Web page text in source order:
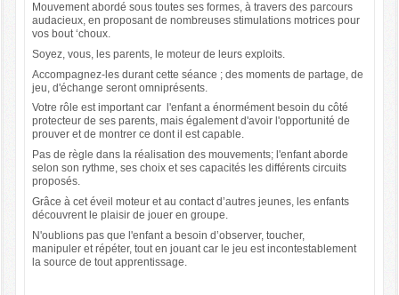
Mouvement abordé sous toutes ses formes, à travers des parcours
audacieux, en proposant de nombreuses stimulations motrices pour
vos bout ‘choux.
Soyez, vous, les parents, le moteur de leurs exploits.
Accompagnez-les durant cette séance ; des moments de partage, de
jeu, d'échange seront omniprésents.
Votre rôle est important car l'enfant a énormément besoin du côté
protecteur de ses parents, mais également d'avoir l'opportunité de
prouver et de montrer ce dont il est capable.
Pas de règle dans la réalisation des mouvements; l'enfant aborde
selon son rythme, ses choix et ses capacités les différents circuits
proposés.
Grâce à cet éveil moteur et au contact d’autres jeunes, les enfants
découvrent le plaisir de jouer en groupe.
N'oublions pas que l'enfant a besoin d’observer, toucher,
manipuler et répéter, tout en jouant car le jeu est incontestablement
la source de tout apprentissage.